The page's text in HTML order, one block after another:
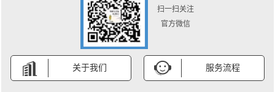
扫一扫关注
官方微信
关于我们 服务流程